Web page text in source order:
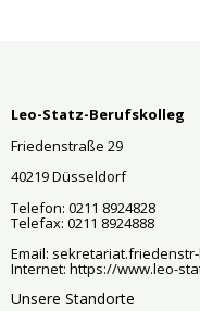
Leo-Statz-Berufskolleg
Friedenstraße 29
40219 Düsseldorf
Telefon: 0211 8924828
Telefax: 0211 8924888
Email:
Internet: https://www.leo-
Unsere Standorte